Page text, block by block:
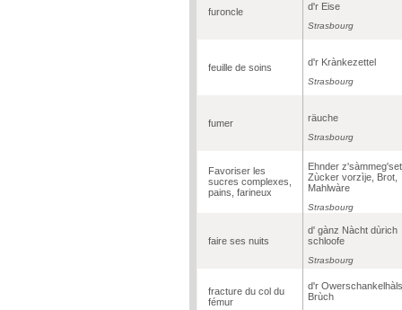
furoncle d'r Eise
Strasbourg
feuille de soins d'r Krànkezettel
Strasbourg
fumer räuche
Strasbourg
Favoriser les
sucres complexes,
pains, farineux
Ehnder
Zùcker vorzìje, Brot,
Mahlwàre
Strasbourg
faire ses nuits
d' gànz Nàcht dùrich
schloofe
Strasbourg
fracture du col du
fémur
d'r
Brùch